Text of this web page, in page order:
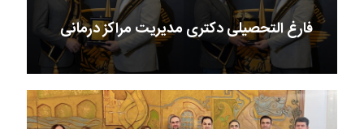
فارغ التحصیلی دکتری مدیریت مراکز درمانی